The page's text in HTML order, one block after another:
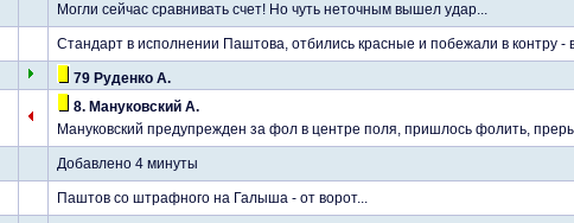
Могли сейчас сравнивать счет! Но чуть неточным вышел удар...
Стандарт в исполнении Паштова, отбились красные и побежали в контру -
79 Руденко А.
8. Мануковский А.
Мануковский предупрежден за фол в центре поля, пришлось фолить,
Добавлено 4 минуты
Паштов со штрафного на Галыша - от ворот...